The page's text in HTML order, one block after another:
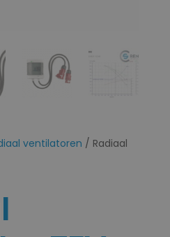
ventilatoren / Radiaal